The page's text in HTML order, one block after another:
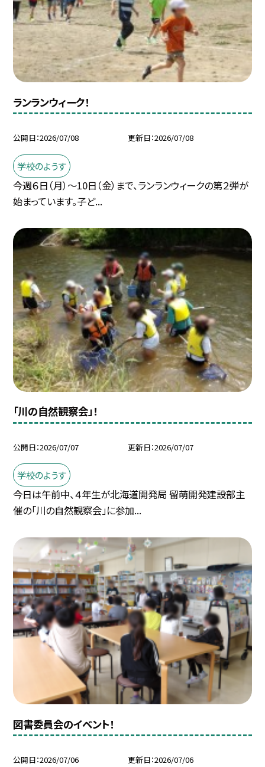
ランランウィーク！
公開日 2026/07/08 更新日 2026/07/08
学校のようす
今週６日（月）～10日（金）まで、ランランウィークの第２弾が
始まっています。子ど...
「川の自然観察会」！
公開日 2026/07/07 更新日 2026/07/07
学校のようす
今日は午前中、４年生が北海道開発局 留萌開発建設部主
催の「川の自然観察会」に参加...
図書委員会のイベント！
公開日 2026/07/06 更新日 2026/07/06